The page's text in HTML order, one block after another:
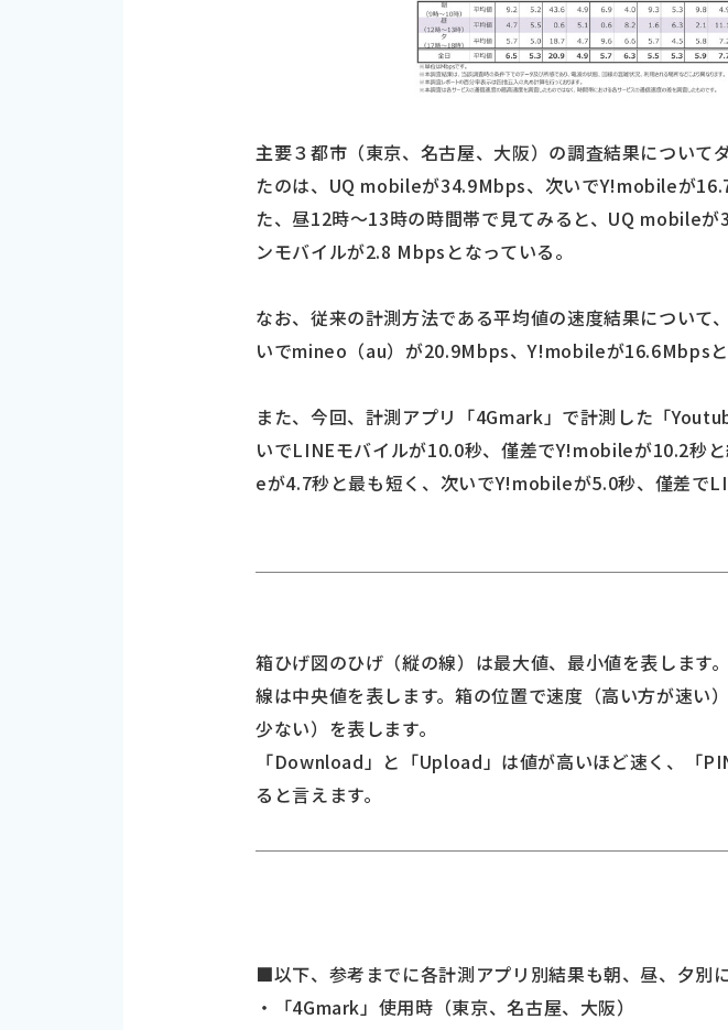
主要３都市（東京、名古屋、大阪）の調査結果につい
たのは、UQ mobileが34.9Mbps、次いでY!mobileが
た、昼12時～13時の時間帯で見てみると、UQ mobile
ンモバイルが2.8 Mbpsとなっている。
なお、従来の計測方法である平均値の速度結果につい
いでmineo（au）が20.9Mbps、Y!mobileが16.6Mbpsと
また、今回、計測アプリ「4Gmark」で計測した「
いでLINEモバイルが10.0秒、僅差でY!mobileが10.2
eが4.7秒と最も短く、次いでY!mobileが5.0秒、僅差で
箱ひげ図のひげ（縦の線）は最大値、最小値を表します
線は中央値を表します。箱の位置で速度（高い方が速い
少ない）を表します。
「Download」と「Upload」は値が高いほど速く、「
ると言えます。
■以下、参考までに各計測アプリ別結果も朝、昼、夕別
・「4Gmark」使用時（東京、名古屋、大阪）